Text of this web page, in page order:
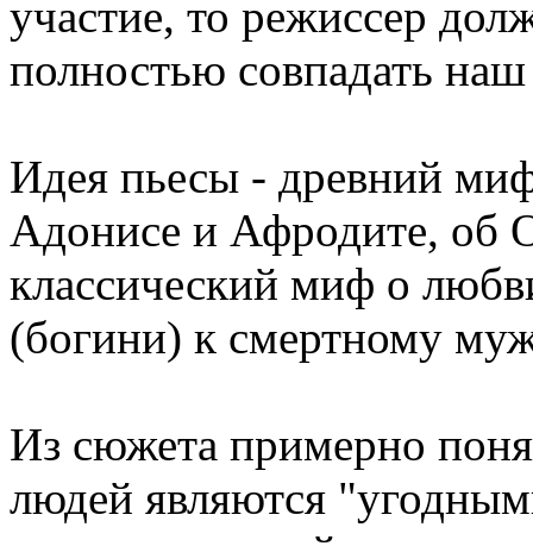
участие, то режиссер
полностью совпадать наш
Идея пьесы - древний
Адонисе и Афродите, об
классический миф о
(богини) к смертному
Из сюжета примерно
людей являются